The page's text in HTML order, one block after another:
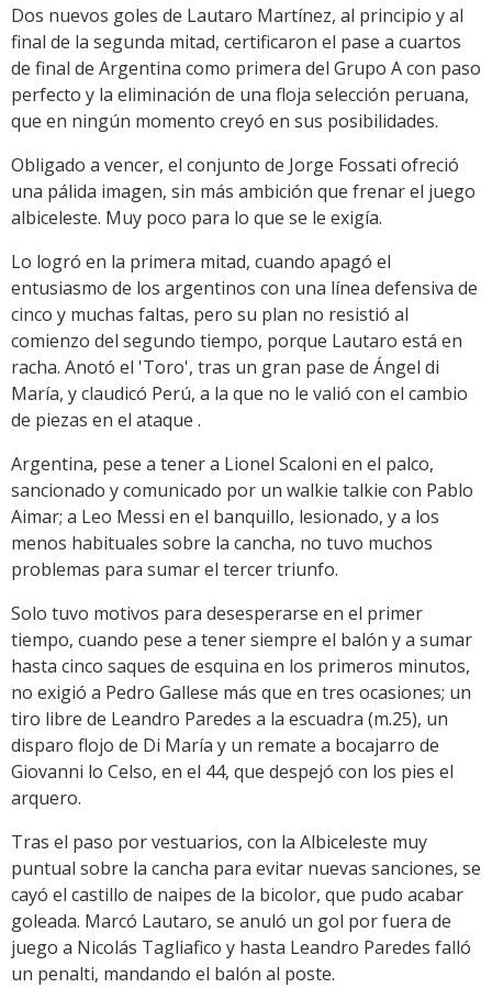
Link
Dos nuevos goles de Lautaro Martínez, al principio y al
final de la segunda mitad, certificaron el pase a cuartos
de final de Argentina como primera del Grupo A con paso
perfecto y la eliminación de una floja selección peruana,
que en ningún momento creyó en sus posibilidades.
Obligado a vencer, el conjunto de Jorge Fossati ofreció
una pálida imagen, sin más ambición que frenar el juego
albiceleste. Muy poco para lo que se le exigía.
Lo logró en la primera mitad, cuando apagó el
entusiasmo de los argentinos con una línea defensiva de
cinco y muchas faltas, pero su plan no resistió al
comienzo del segundo tiempo, porque Lautaro está en
racha. Anotó el 'Toro', tras un gran pase de Ángel di
María, y claudicó Perú, a la que no le valió con el cambio
de piezas en el ataque .
Argentina, pese a tener a Lionel Scaloni en el palco,
sancionado y comunicado por un walkie talkie con Pablo
Aimar; a Leo Messi en el banquillo, lesionado, y a los
menos habituales sobre la cancha, no tuvo muchos
problemas para sumar el tercer triunfo.
Solo tuvo motivos para desesperarse en el primer
tiempo, cuando pese a tener siempre el balón y a sumar
hasta cinco saques de esquina en los primeros minutos,
no exigió a Pedro Gallese más que en tres ocasiones; un
tiro libre de Leandro Paredes a la escuadra (m.25), un
disparo flojo de Di María y un remate a bocajarro de
Giovanni lo Celso, en el 44, que despejó con los pies el
arquero.
Tras el paso por vestuarios, con la Albiceleste muy
puntual sobre la cancha para evitar nuevas sanciones, se
cayó el castillo de naipes de la bicolor, que pudo acabar
goleada. Marcó Lautaro, se anuló un gol por fuera de
juego a Nicolás Tagliafico y hasta Leandro Paredes falló
un penalti, mandando el balón al poste.